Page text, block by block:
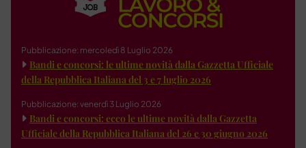
Pubblicazione: mercoledì 8 Luglio 2026
Bandi e concorsi: le ultime novità dalla Gazzetta Ufficiale
della Repubblica Italiana del 3 e 7 luglio 2026
Pubblicazione: venerdì 3 Luglio 2026
Bandi e concorsi: ecco le ultime novità dalla Gazzetta
Ufficiale della Repubblica Italiana del 26 e 30 giugno 2026